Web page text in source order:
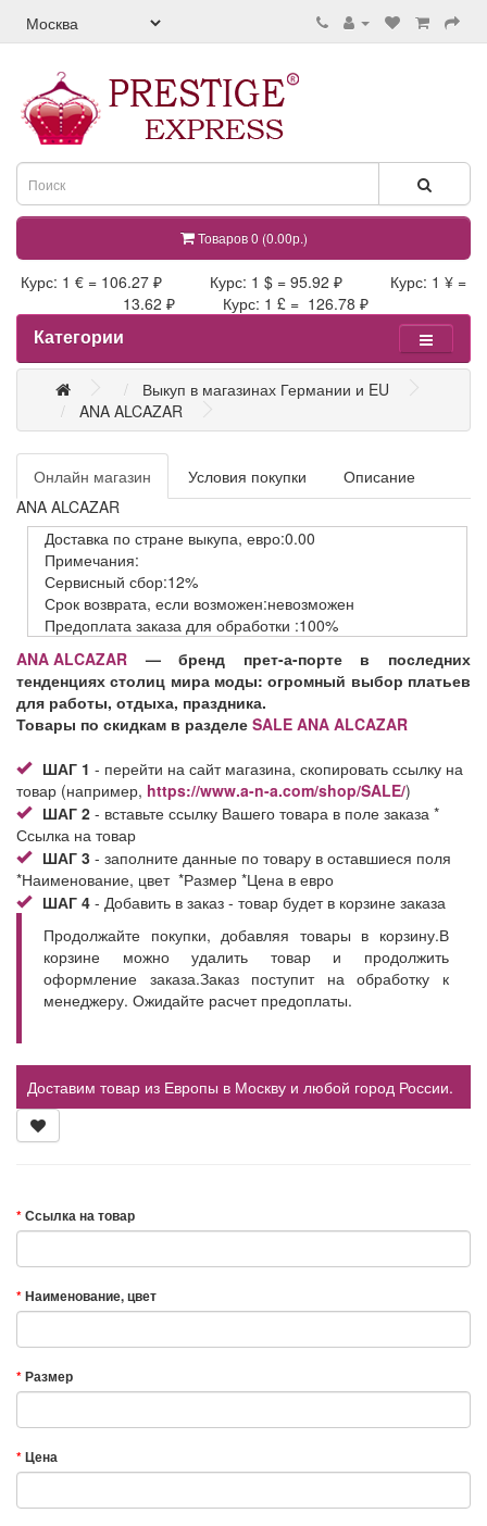
Товаров 0 (0.00р.)
Курс: 1 € = 106.27 ₽ Курс: 1 $ = 95.92 ₽ Курс: 1 ¥ =
13.62 ₽ Курс: 1 £ = 126.78 ₽
Категории
Выкуп в магазинах Германии и EU
ANA ALCAZAR
Онлайн магазин Условия покупки
Описание
ANA ALCAZAR
Доставка по стране выкупа, евро:0.00
Примечания:
Сервисный сбор:12%
Срок возврата, если возможен:невозможен
Предоплата заказа для обработки :100%
ANA ALCAZAR — бренд прет-а-порте в последних
тенденциях столиц мира моды: огромный выбор платьев
для работы, отдыха, праздника.
Товары по скидкам в разделе SALE ANA ALCAZAR
ШАГ 1 - перейти на сайт магазина, скопировать ссылку на
товар (например, https://www.a-n-a.com/shop/SALE/)
ШАГ 2 - вставьте ссылку Вашего товара в поле заказа *
Ссылка на товар
ШАГ 3 - заполните данные по товару в оставшиеся поля
*Наименование, цвет *Размер *Цена в евро
ШАГ 4 - Добавить в заказ - товар будет в корзине заказа
Продолжайте покупки, добавляя товары в корзину.В
корзине можно удалить товар и продолжить
оформление заказа.Заказ поступит на обработку к
менеджеру. Ожидайте расчет предоплаты.
Доставим товар из Европы в Москву и любой город России.
Ссылка на товар
Наименование, цвет
Размер
Цена